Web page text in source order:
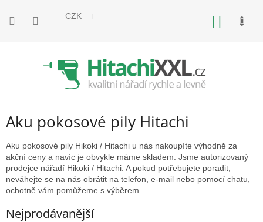
obsah
CZK
Aku pokosové pily Hitachi
Aku pokosové pily Hikoki / Hitachi u nás nakoupíte výhodně za
akční ceny a navíc je obvykle máme skladem. Jsme autorizovaný
prodejce nářadí Hikoki / Hitachi. A pokud potřebujete poradit,
neváhejte se na nás obrátit na telefon, e-mail nebo pomocí chatu,
ochotně vám pomůžeme s výběrem.
Nejprodávanější